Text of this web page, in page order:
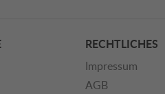
RECHTLICHES
Impressum
AGB